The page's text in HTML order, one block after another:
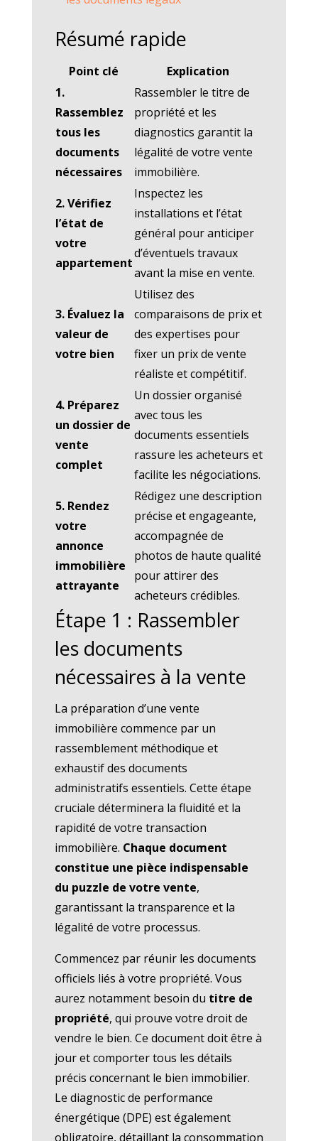
Résumé rapide
Point clé
Explication
1.
Rassemblez
tous les
documents
nécessaires
Rassembler le titre de
propriété et les
diagnostics garantit la
légalité de votre vente
immobilière.
2. Vérifiez
l’état de
votre
appartement
Inspectez les
installations et l’état
général pour anticiper
d’éventuels travaux
avant la mise en vente.
3. Évaluez la
valeur de
votre bien
Utilisez des
comparaisons de prix et
des expertises pour
fixer un prix de vente
réaliste et compétitif.
4. Préparez
un dossier de
vente
complet
Un dossier organisé
avec tous les
documents essentiels
rassure les acheteurs et
facilite les négociations.
5. Rendez
votre
annonce
immobilière
attrayante
Rédigez une description
précise et engageante,
accompagnée de
photos de haute qualité
pour attirer des
acheteurs crédibles.
Étape 1 : Rassembler
les documents
nécessaires à la vente
La préparation d’une vente
immobilière commence par un
rassemblement méthodique et
exhaustif des documents
administratifs essentiels. Cette étape
cruciale déterminera la fluidité et la
rapidité de votre transaction
immobilière. Chaque document
constitue une pièce indispensable
du puzzle de votre vente,
garantissant la transparence et la
légalité de votre processus.
Commencez par réunir les documents
officiels liés à votre propriété. Vous
aurez notamment besoin du titre de
propriété, qui prouve votre droit de
vendre le bien. Ce document doit être à
jour et comporter tous les détails
précis concernant le bien immobilier.
Le diagnostic de performance
énergétique (DPE) est également
obligatoire, détaillant la consommation